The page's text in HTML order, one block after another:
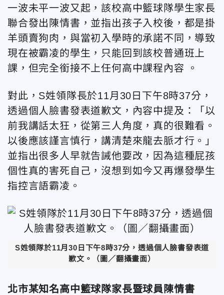
一波未平一波又起，該校高中籃球隊學生家長
聯合發出陳情書，並指出孩子入校後，都是掛
羊頭賣狗肉，與當初入學時的承諾不同，導致
現在被霸凌的學生，只能回到該校普通班上
課，但完全銜接不上任何高中課程內容 。
對此，S姓領隊長於11月30日下午8時37分，
透過個人臉書發表道歉文，內容中提及：「以
前我講話太狂，從第三人角度，真的很難看。
以後應該謹言慎行，講清楚來龍去脈才行。」
並指出很多人早就告誡他要改，因為這種屁孩
個性真的害死自己，沒想到如今又再爆發學生
指控言語霸凌。
S姓領隊於11月30日下午8時37分，透過個人臉書發表道
歉文。（圖／翻攝畫面）
北市某知名高中籃球隊家長暨球員陳情書